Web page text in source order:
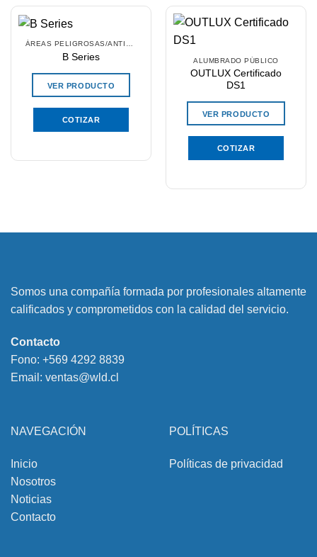
B Series
VER PRODUCTO
COTIZAR
ALUMBRADO PÚBLICO
OUTLUX Certificado
DS1
VER PRODUCTO
COTIZAR
Somos una compañía formada por profesionales altamente
calificados y comprometidos con la calidad del servicio.
Contacto
Fono: +569 4292 8839
Email: ventas@wld.cl
NAVEGACIÓN
Inicio
Nosotros
Noticias
Contacto
POLÍTICAS
Políticas de privacidad